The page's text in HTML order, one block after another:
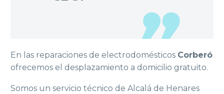
En las reparaciones de electrodomésticos Corberó
ofrecemos el desplazamiento a domicilio gratuito.
Somos un servicio técnico de Alcalá de Henares